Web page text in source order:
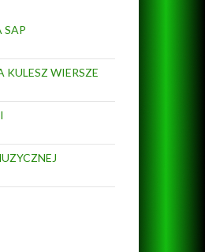
SAP
KULESZ WIERSZE